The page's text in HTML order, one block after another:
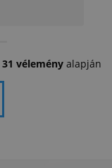
31 véleményalapján